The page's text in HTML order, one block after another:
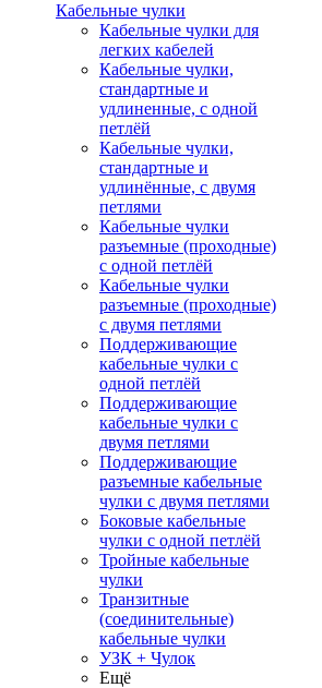
Кабельные чулки
Кабельные чулки для
легких кабелей
Кабельные чулки,
стандартные и
удлиненные, с одной
петлёй
Кабельные чулки,
стандартные и
удлинённые, с двумя
петлями
Кабельные чулки
разъемные (проходные)
с одной петлёй
Кабельные чулки
разъемные (проходные)
с двумя петлями
Поддерживающие
кабельные чулки с
одной петлёй
Поддерживающие
кабельные чулки с
двумя петлями
Поддерживающие
разъемные кабельные
чулки с двумя петлями
Боковые кабельные
чулки с одной петлёй
Тройные кабельные
чулки
Транзитные
(соединительные)
кабельные чулки
УЗК + Чулок
Ещё